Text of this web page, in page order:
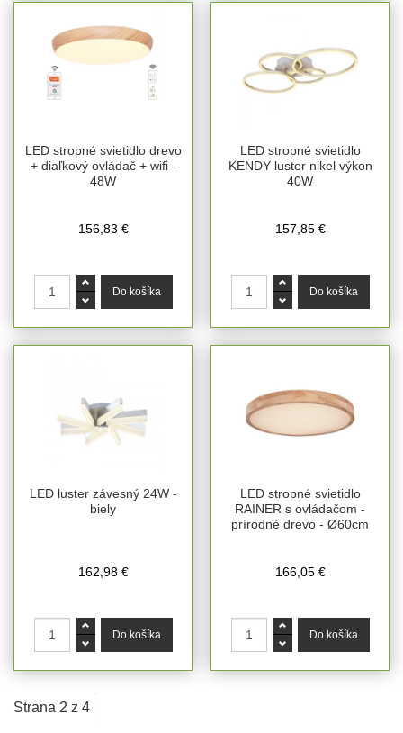
LED stropné svietidlo drevo
+ diaľkový ovládač + wifi -
48W
156,83 €
LED stropné svietidlo
KENDY luster nikel výkon
40W
157,85 €
LED luster závesný 24W -
biely
162,98 €
LED stropné svietidlo
RAINER s ovládačom -
prírodné drevo - Ø60cm
166,05 €
Strana 2 z 4